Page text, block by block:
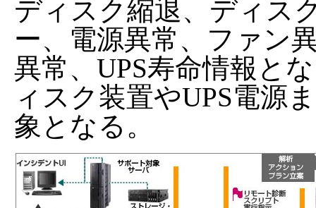
ディスク縮退、ディス
ー、電源異常、ファン
異常、UPS寿命情報と
ィスク装置やUPS電源
象となる。